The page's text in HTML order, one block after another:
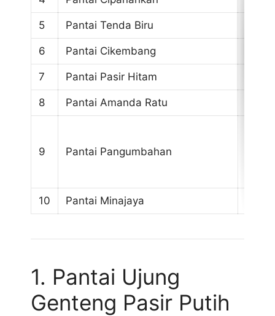
5 Pantai Tenda Biru
6 Pantai Cikembang
7 Pantai Pasir Hitam
8 Pantai Amanda Ratu
9 Pantai Pangumbahan
10 Pantai Minajaya
1. Pantai Ujung
Genteng Pasir Putih